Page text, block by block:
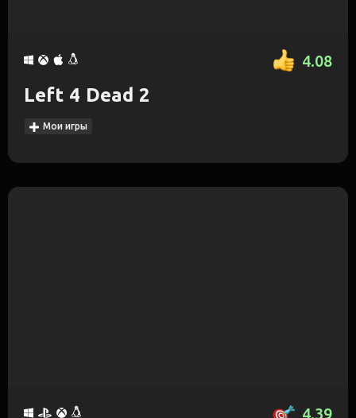
4.08
Left 4 Dead 2
Мои игры
4.39